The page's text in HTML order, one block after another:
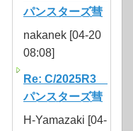
パンスターズ彗
nakanek [04-20
08:08]
Re: C/2025R3
パンスターズ彗
H-Yamazaki [04-